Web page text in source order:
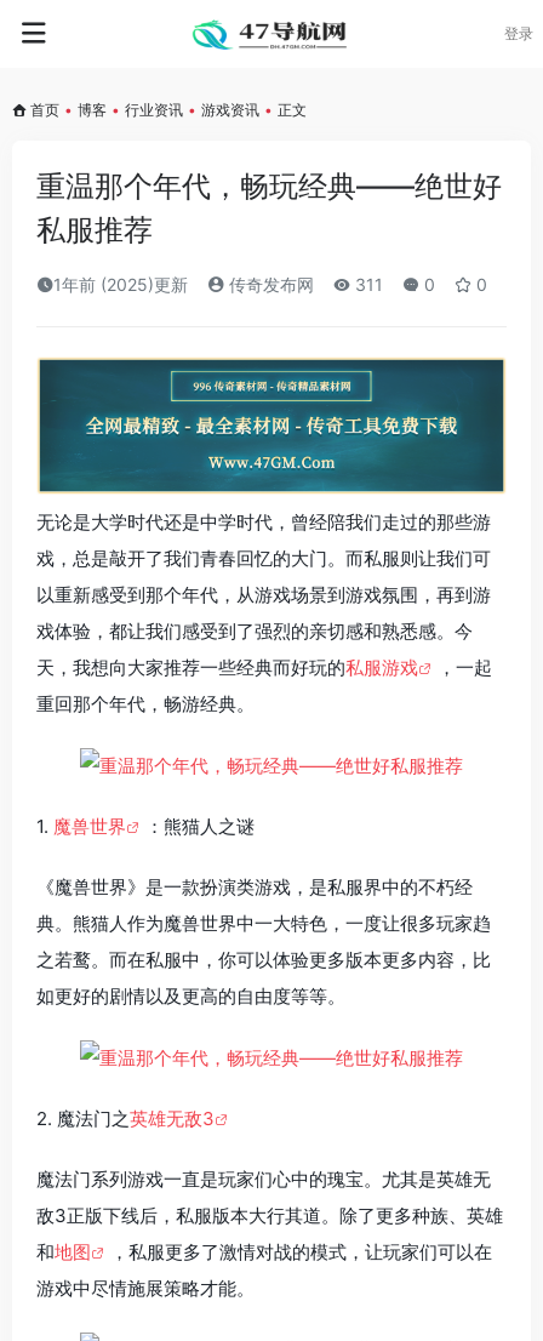
登录
首页 • 博客 • 行业资讯 • 游戏资讯 • 正文
重温那个年代，畅玩经典——绝世好
私服推荐
1年前 (2025)更新 传奇发布网 311 0 0
无论是大学时代还是中学时代，曾经陪我们走过的那些游
戏，总是敲开了我们青春回忆的大门。而私服则让我们可
以重新感受到那个年代，从游戏场景到游戏氛围，再到游
戏体验，都让我们感受到了强烈的亲切感和熟悉感。今
天，我想向大家推荐一些经典而好玩的私服游戏
，一起
重回那个年代，畅游经典。
1. 魔兽世界 ：熊猫人之谜
《魔兽世界》是一款扮演类游戏，是私服界中的不朽经
典。熊猫人作为魔兽世界中一大特色，一度让很多玩家趋
之若鹜。而在私服中，你可以体验更多版本更多内容，比
如更好的剧情以及更高的自由度等等。
2. 魔法门之英雄无敌3
魔法门系列游戏一直是玩家们心中的瑰宝。尤其是英雄无
敌3正版下线后，私服版本大行其道。除了更多种族、英雄
和地图
，私服更多了激情对战的模式，让玩家们可以在
游戏中尽情施展策略才能。